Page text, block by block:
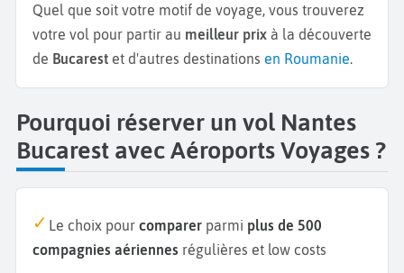
Quel que soit votre motif de voyage, vous trouverez
votre vol pour partir au meilleur prix à la découverte
de Bucarest et d'autres destinations en Roumanie.
Pourquoi réserver un vol Nantes
Bucarest avec Aéroports Voyages ?
Le choix pour comparer parmi plus de 500
compagnies aériennes régulières et low costs